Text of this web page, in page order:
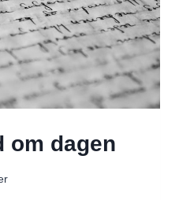
om dagen